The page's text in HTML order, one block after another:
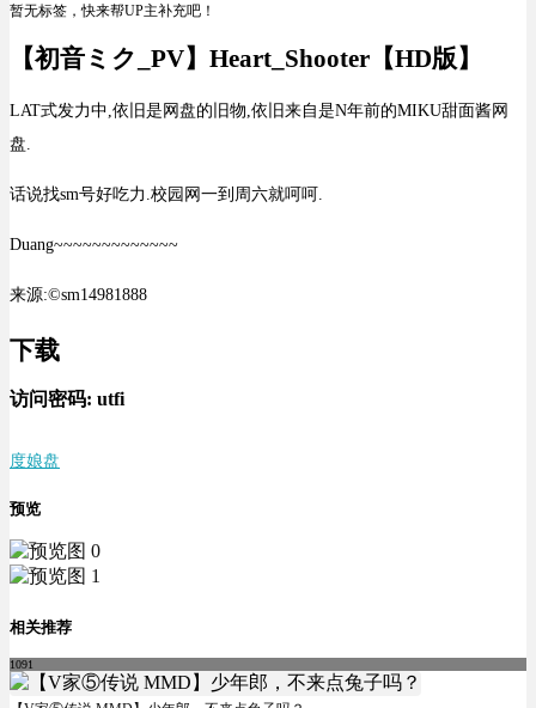
暂无标签，快来帮UP主补充吧！
【初音ミク_PV】Heart_Shooter【HD版】
LAT式发力中,依旧是网盘的旧物,依旧来自是N年前的MIKU甜面酱网
盘.
话说找sm号好吃力.校园网一到周六就呵呵.
Duang~~~~~~~~~~~~~
来源:©sm14981888
下载
访问密码: utfi
度娘盘
预览
相关推荐
1091